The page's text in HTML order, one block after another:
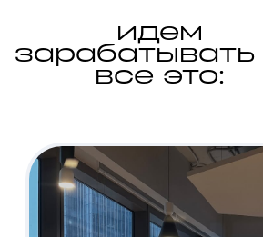
идем
зарабатывать
все это: